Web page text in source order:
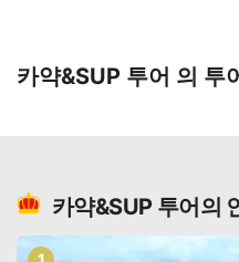
카약&SUP 투어 의 투
카약&SUP 투어의